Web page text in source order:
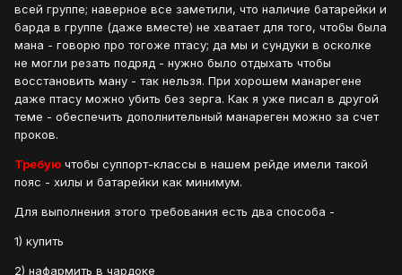
всей группе; наверное все заметили, что наличие батарейки и
барда в группе (даже вместе) не хватает для того, чтобы была
мана - говорю про тогоже птасу; да мы и сундуки в осколке
не могли резать подряд - нужно было отдыхать чтобы
восстановить ману - так нельзя. При хорошем манарегене
даже птасу можно убить без зерга. Как я уже писал в другой
теме - обеспечить дополнительный манареген можно за счет
проков.
Требую чтобы суппорт-классы в нашем рейде имели такой
пояс - хилы и батарейки как минимум.
Для выполнения этого требования есть два способа -
1) купить
2) нафармить в чардоке